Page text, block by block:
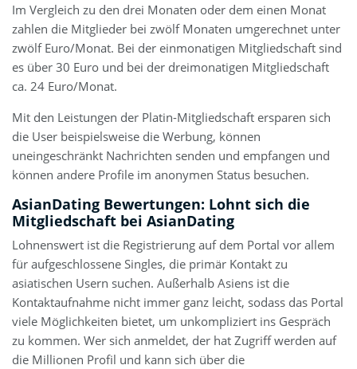
Im Vergleich zu den drei Monaten oder dem einen Monat
zahlen die Mitglieder bei zwölf Monaten umgerechnet unter
zwölf Euro/Monat. Bei der einmonatigen Mitgliedschaft sind
es über 30 Euro und bei der dreimonatigen Mitgliedschaft
ca. 24 Euro/Monat.
Mit den Leistungen der Platin-Mitgliedschaft ersparen sich
die User beispielsweise die Werbung, können
uneingeschränkt Nachrichten senden und empfangen und
können andere Profile im anonymen Status besuchen.
AsianDating Bewertungen: Lohnt sich die
Mitgliedschaft bei AsianDating
Lohnenswert ist die Registrierung auf dem Portal vor allem
für aufgeschlossene Singles, die primär Kontakt zu
asiatischen Usern suchen. Außerhalb Asiens ist die
Kontaktaufnahme nicht immer ganz leicht, sodass das Portal
viele Möglichkeiten bietet, um unkompliziert ins Gespräch
zu kommen. Wer sich anmeldet, der hat Zugriff werden auf
die Millionen Profil und kann sich über die